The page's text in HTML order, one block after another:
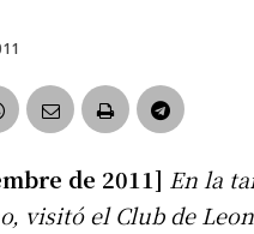
de 2011] En la
visitó el Club de